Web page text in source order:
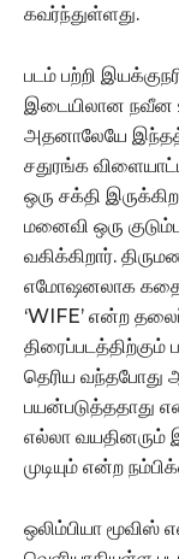
கவர்ந்துள்ளது.
படம் பற்றி
இடையிலான நவீன
அதனாலேயே
சதுரங்க
ஒரு சக்தி
மனைவி ஒரு
வகிக்கிறார்.
எமோஷனலாக
‘WIFE’ என்ற
தெரிய வந்தபோது
பயன்படுத்ததாது
எல்லா
முடியும் என்ற
ஒலிம்பியா மூவிஸ்